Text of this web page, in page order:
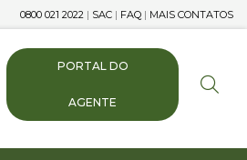
0800 021 2022 | SAC | FAQ | MAIS CONTATOS
PORTAL DO
AGENTE